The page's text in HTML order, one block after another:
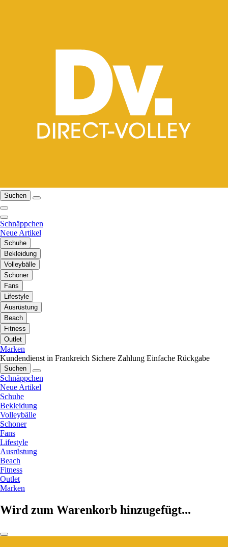
Suchen
Schnäppchen
Neue Artikel
Schuhe
Bekleidung
Volleybälle
Schoner
Fans
Lifestyle
Ausrüstung
Beach
Fitness
Outlet
Marken
Kundendienst in Frankreich Sichere Zahlung Einfache Rückgabe
Suchen
Schnäppchen
Neue Artikel
Schuhe
Bekleidung
Volleybälle
Schoner
Fans
Lifestyle
Ausrüstung
Beach
Fitness
Outlet
Marken
Wird zum Warenkorb hinzugefügt...